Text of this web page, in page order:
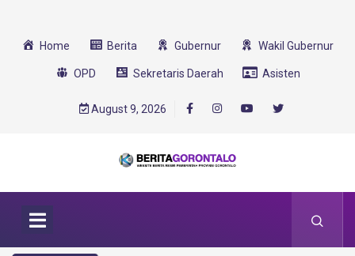
Home Berita Gubernur Wakil Gubernur
OPD Sekretaris Daerah Asisten
August 9, 2026